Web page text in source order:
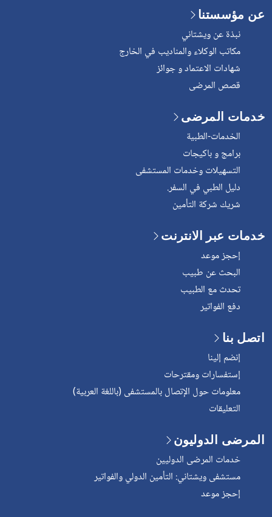
عن مؤسستنا
نبذة عن ويشتاني
مكاتب الوكلاء والمناديب في الخارج
شهادات الاعتماد و جوائز
قصص المرضى
خدمات المرضى
الخدمات-الطبية
برامج و باكيجات
التسهيلات وخدمات المستشفى
دليل الطبي في السفر.
شريك شركة التأمين
خدمات عبر الانترنت
إحجز موعد
البحث عن طبيب
تحدث مع الطبيب
دفع الفواتير
اتصل بنا
إنضم إلينا
إستفسارات ومقترحات
معلومات حول الإتصال بالمستشفى (باللغة العربية)
التعليقات
المرضى الدوليون
خدمات المرضى الدوليين
مستشفى ويشتاني: التأمين الدولي والفواتير
إحجز موعد